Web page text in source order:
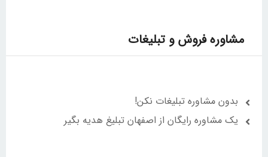
مشاوره فروش و تبلیغات
بدون مشاوره تبلیغات نکن!
یک مشاوره رایگان از اصفهان تبلیغ هدیه بگیر